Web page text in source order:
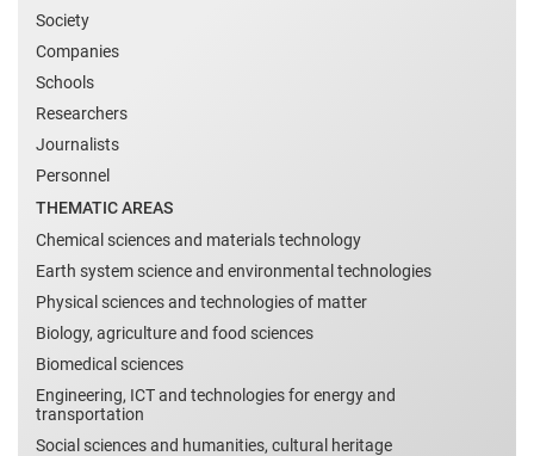
Society
Companies
Schools
Researchers
Journalists
Personnel
THEMATIC AREAS
Chemical sciences and materials technology
Earth system science and environmental technologies
Physical sciences and technologies of matter
Biology, agriculture and food sciences
Biomedical sciences
Engineering, ICT and technologies for energy and
transportation
Social sciences and humanities, cultural heritage